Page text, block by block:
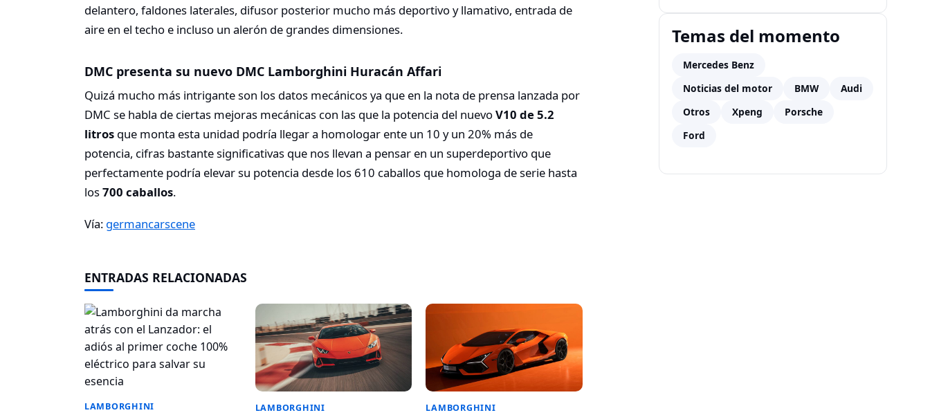
delantero, faldones laterales, difusor posterior mucho más deportivo y llamativo, entrada de
aire en el techo e incluso un alerón de grandes dimensiones.
DMC presenta su nuevo DMC Lamborghini Huracán Affari
Quizá mucho más intrigante son los datos mecánicos ya que en la nota de prensa lanzada por
DMC se habla de ciertas mejoras mecánicas con las que la potencia del nuevoV10 de 5.2
litros que monta esta unidad podría llegar a homologar ente un 10 y un 20% más de
potencia, cifras bastante significativas que nos llevan a pensar en un superdeportivo que
perfectamente podría elevar su potencia desde los 610 caballos que homologa de serie hasta
los700 caballos.
Vía: germancarscene
ENTRADAS RELACIONADAS
LAMBORGHINI LAMBORGHINI LAMBORGHINI
Temas del momento
Mercedes Benz
Noticias del motor
BMW
Audi
Otros
Xpeng
Porsche
Ford